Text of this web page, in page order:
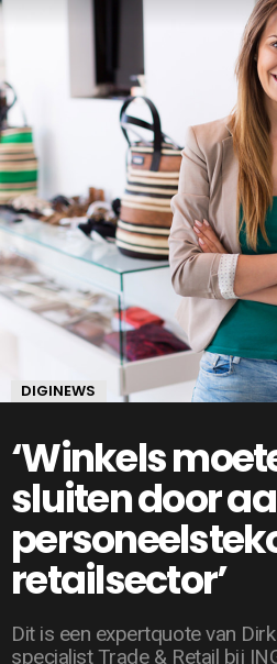
DIGINEWS
‘Winkels
sluiten door
retailsector’
Dit is een expertquote van
specialist Trade & Retail bij